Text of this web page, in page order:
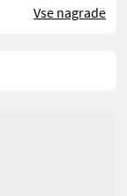
Vse nagrade